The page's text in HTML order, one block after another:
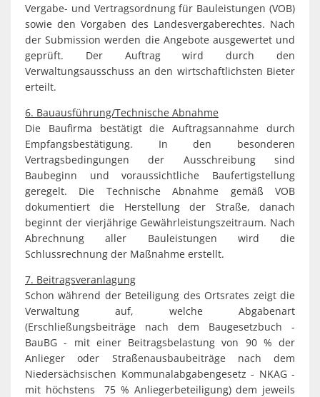
Vergabe- und Vertragsordnung für Bauleistungen (VOB)
sowie den Vorgaben des Landesvergaberechtes. Nach
der Submission werden die Angebote ausgewertet und
geprüft. Der Auftrag wird durch den
Verwaltungsausschuss an den wirtschaftlichsten Bieter
erteilt.
6. Bauausführung/Technische Abnahme
Die Baufirma bestätigt die Auftragsannahme durch
Empfangsbestätigung. In den besonderen
Vertragsbedingungen der Ausschreibung sind
Baubeginn und voraussichtliche Baufertigstellung
geregelt. Die Technische Abnahme gemäß VOB
dokumentiert die Herstellung der Straße, danach
beginnt der vierjährige Gewährleistungszeitraum. Nach
Abrechnung aller Bauleistungen wird die
Schlussrechnung der Maßnahme erstellt.
7. Beitragsveranlagung
Schon während der Beteiligung des Ortsrates zeigt die
Verwaltung auf, welche Abgabenart
(Erschließungsbeiträge nach dem Baugesetzbuch -
BauBG - mit einer Beitragsbelastung von 90 % der
Anlieger oder Straßenausbaubeiträge nach dem
Niedersächsischen Kommunalabgabengesetz - NKAG -
mit höchstens 75 % Anliegerbeteiligung) dem jeweils